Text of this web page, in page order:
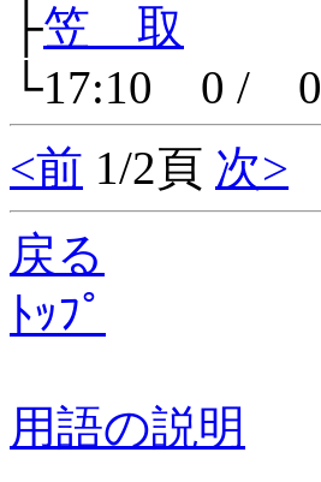
├笠 取
└17:10 0 / 0
<前 1/2頁 次>
戻る
ﾄｯﾌﾟ
用語の説明